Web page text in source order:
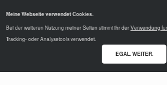
Meine Webseite verwendet Cookies.
Bei der weiteren Nutzung meiner Seiten stimmt ihr derVerwendung
Tracking- oder Analysetools verwendet.
EGAL. WEITER.